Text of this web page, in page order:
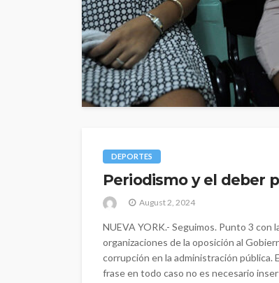
DEPORTES
Periodismo y el deber
August 2, 2024
NUEVA YORK.- Seguimos. Punto 3 con
organizaciones de la oposición al
corrupción en la administración pública.
frase en todo caso no es necesario